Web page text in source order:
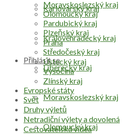
Přihlásit se
Karlovarský kraj
Královéhradecký kraj
Liberecký kraj
Moravskoslezský kraj
Olomoucký kraj
Moravskoslezský kraj
Olomoucký kraj
Pardubický kraj
Plzeňský kraj
Praha
Středočeský kraj
Ústecký kraj
Vysočina
Zlínský kraj
Evropské státy
Svět
Druhy výletů
Netradiční výlety a dovolená
Cestovatelská videa